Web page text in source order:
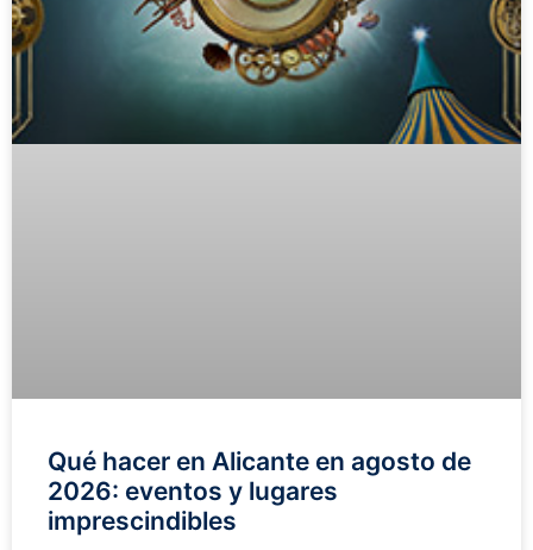
Qué hacer en Alicante en agosto de
2026: eventos y lugares
imprescindibles